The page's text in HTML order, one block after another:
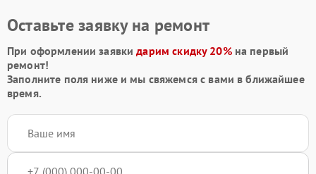
Оставьте заявку на ремонт
При оформлении заявкидарим скидку 20%на первый
ремонт!
Заполните поля ниже и мы свяжемся с вами в ближайшее
время.